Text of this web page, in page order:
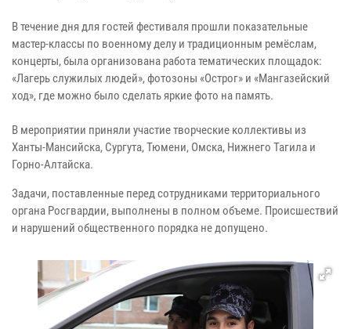
В течение дня для гостей фестиваля прошли показательные
мастер-классы по военному делу и традиционным ремёслам,
концерты, была организована работа тематических площадок:
«Лагерь служилых людей», фотозоны «Острог» и «Мангазейский
ход», где можно было сделать яркие фото на память.
В мероприятии приняли участие творческие коллективы из
Ханты-Мансийска, Сургута, Тюмени, Омска, Нижнего Тагила и
Горно-Алтайска.
Задачи, поставленные перед сотрудниками территориального
органа Росгвардии, выполнены в полном объеме. Происшествий
и нарушений общественного порядка не допущено.